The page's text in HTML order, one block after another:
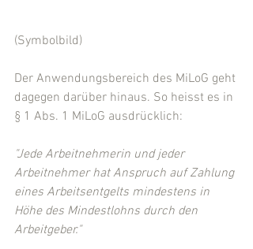
(Symbolbild)
Der Anwendungsbereich des MiLoG geht
dagegen darüber hinaus. So heisst es in
§ 1 Abs. 1 MiLoG ausdrücklich:
"Jede Arbeitnehmerin und jeder
Arbeitnehmer hat Anspruch auf Zahlung
eines Arbeitsentgelts mindestens in
Höhe des Mindestlohns durch den
Arbeitgeber."